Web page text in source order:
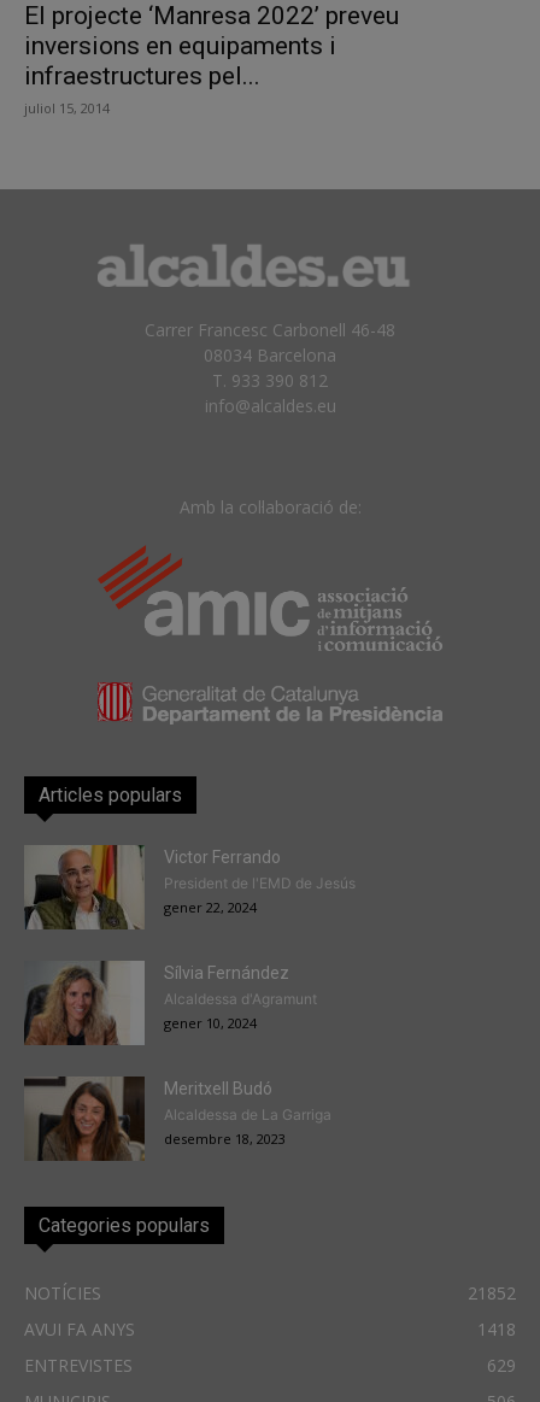
El projecte ‘Manresa 2022’ preveu
inversions en equipaments i
infraestructures pel...
juliol 15, 2014
Carrer Francesc Carbonell 46-48
08034 Barcelona
T. 933 390 812
info@alcaldes.eu
Amb la col·laboració de:
Articles populars
Victor Ferrando
President de l'EMD de Jesús
gener 22, 2024
Sílvia Fernández
Alcaldessa d'Agramunt
gener 10, 2024
Meritxell Budó
Alcaldessa de La Garriga
desembre 18, 2023
Categories populars
NOTÍCIES
21852
AVUI FA ANYS
1418
ENTREVISTES
629